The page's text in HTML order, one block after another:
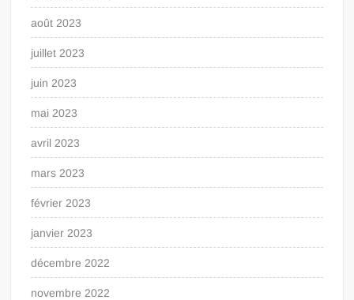
août 2023
juillet 2023
juin 2023
mai 2023
avril 2023
mars 2023
février 2023
janvier 2023
décembre 2022
novembre 2022